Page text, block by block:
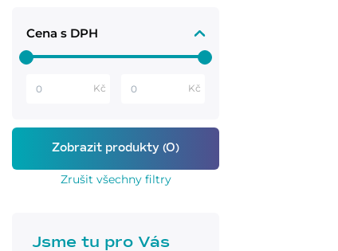
Cena s DPH
Kč Kč
Zrušit všechny filtry
Jsme tu pro Vás